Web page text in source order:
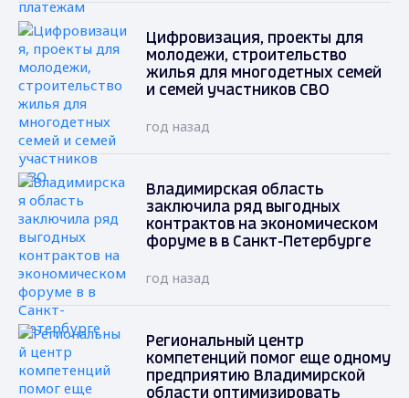
Цифровизация, проекты для
молодежи, строительство
жилья для многодетных семей
и семей участников СВО
год назад
Владимирская область
заключила ряд выгодных
контрактов на экономическом
форуме в в Санкт-Петербурге
год назад
Региональный центр
компетенций помог еще одному
предприятию Владимирской
области оптимизировать